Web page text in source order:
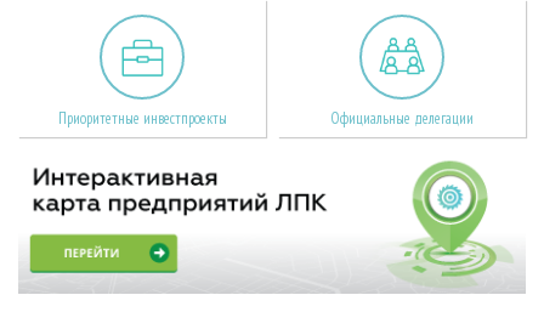
Приоритетные инвестпроекты Официальные делегации